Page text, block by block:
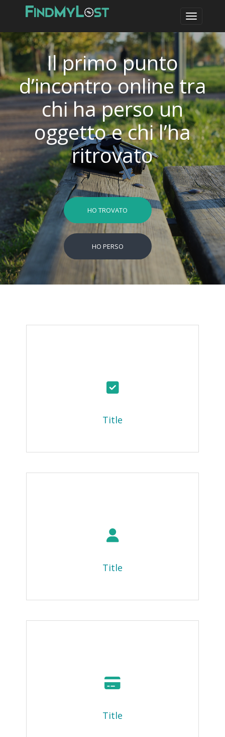
Il primo punto
d’incontro online tra
chi ha perso un
oggetto e chi l’ha
ritrovato
HO TROVATO
HO PERSO
Title
Title
Title